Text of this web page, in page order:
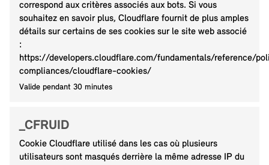
correspond aux critères associés aux bots. Si vous
souhaitez en savoir plus, Cloudflare fournit de plus amples
détails sur certains de ses cookies sur le site web associé
:
https://developers.cloudflare.com/fundamentals/reference/
compliances/cloudflare-cookies/
Valide pendant 30 minutes
_CFRUID
Cookie Cloudflare utilisé dans les cas où plusieurs
utilisateurs sont masqués derrière la même adresse IP du